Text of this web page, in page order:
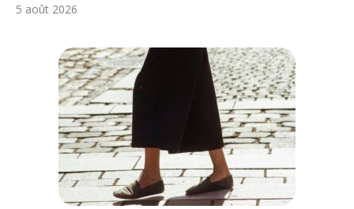
5 août 2026